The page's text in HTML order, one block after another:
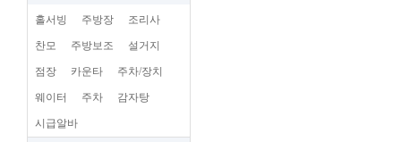
홀서빙 주방장 조리사
찬모 주방보조 설거지
점장 카운타 주차/장치
웨이터 주차 감자탕
시급알바